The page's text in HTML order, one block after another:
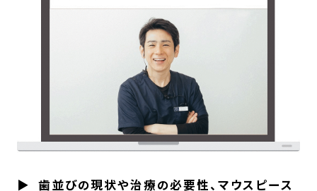
歯並びの現状や治療の必要性、マウスピース